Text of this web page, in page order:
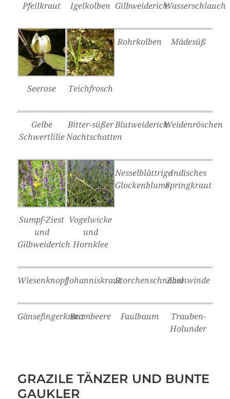
Pfeilkraut Igelkolben GilbweiderichWasserschlauch
Seerose Teichfrosch
Rohrkolben Mädesüß
Gelbe
Schwertlilie
Bitter-süßer
Nachtschatten
BlutweiderichWeidenröschen
Sumpf-Ziest
und
Gilbweiderich
Vogelwicke
und
Hornklee
Nesselblättrige
Glockenblume
Indisches
Springkraut
WiesenknopfJohanniskrautStorchenschnabelZaunwinde
GänsefingerkrautBrombeere Faulbaum
Trauben-
Holunder
GRAZILE TÄNZER UND BUNTE
GAUKLER